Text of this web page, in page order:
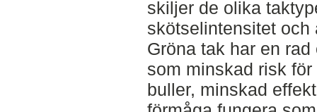
skiljer de olika
skötselintensitet och
Gröna tak har en
som minskad risk
buller, minskad